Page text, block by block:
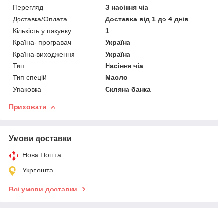
Перегляд
З насіння чіа
Доставка/Оплата
Доставка від 1 до 4 днів
Кількість у пакунку
1
Країна- програвач
Україна
Країна-виходження
Україна
Тип
Насіння чіа
Тип спецій
Масло
Упаковка
Скляна банка
Приховати
Умови доставки
Нова Пошта
Укрпошта
Всі умови доставки